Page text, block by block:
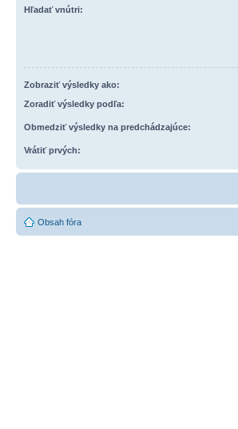
Hľadať vnútri:
Zobraziť výsledky ako:
Zoradiť výsledky podľa:
Obmedziť výsledky na predchádzajúce:
Vrátiť prvých:
Obsah fóra